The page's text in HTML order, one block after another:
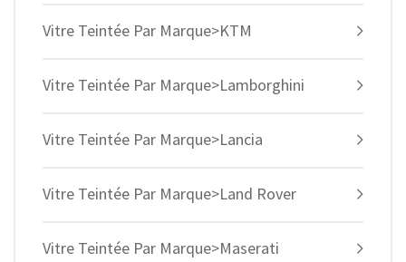
Vitre Teintée Par Marque>KTM
Vitre Teintée Par Marque>Lamborghini
Vitre Teintée Par Marque>Lancia
Vitre Teintée Par Marque>Land Rover
Vitre Teintée Par Marque>Maserati